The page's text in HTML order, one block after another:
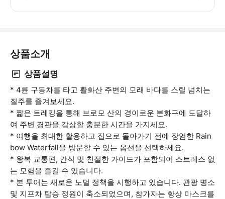
상품소개
상품설명
* 4륜 구동차를 타고 활화산 주변의 모래 바다를 스릴 넘치는
질주를 즐겨보세요.
* 짧은 트레킹을 통해 브로모 산의 경이로운 분화구에 도달하
여 주변 경관을 감상할 충분한 시간을 가지세요.
* 여행을 최대한 활용하고 집으로 돌아가기 전에 장엄한 Rain
bow Waterfall을 방문할 수 있는 옵션을 선택하세요.
* 왕복 교통편, 간식 및 친절한 가이드가 포함되어 스트레스 없
는 모험을 즐길 수 있습니다.
* 본 투어는 새로운 노멀 정책을 시행하고 있습니다. 관광 명소
및 지프차 탑승 정원이 축소되었으며, 참가자는 항상 마스크를